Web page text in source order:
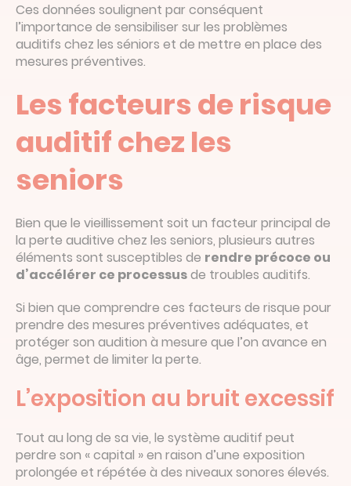
Ces données soulignent par conséquent
l’importance de sensibiliser sur les problèmes
auditifs chez les séniors et de mettre en place des
mesures préventives.
Les facteurs de risque
auditif chez les
seniors
Bien que le vieillissement soit un facteur principal de
la perte auditive chez les seniors, plusieurs autres
éléments sont susceptibles de rendre précoce ou
d’accélérer ce processusde troubles auditifs.
Si bien que comprendre ces facteurs de risque pour
prendre des mesures préventives adéquates, et
protéger son audition à mesure que l’on avance en
âge, permet de limiter la perte.
L’exposition au bruit excessif
Tout au long de sa vie, le système auditif peut
perdre son « capital » en raison d’une exposition
prolongée et répétée à des niveaux sonores élevés.